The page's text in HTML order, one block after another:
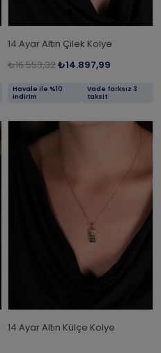
14 Ayar Altın Çilek Kolye
₺16.553,32₺14.897,99
Havale ile %10
indirim
Vade farksız 3
taksit
14 Ayar Altın Külçe Kolye